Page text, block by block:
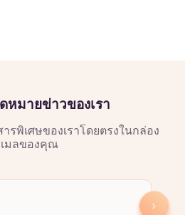
หมายข่าวของเรา
รพิเศษของเราโดยตรงในกล่อง
มลของคุณ